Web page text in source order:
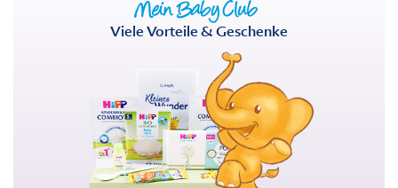
Viele Vorteile & Geschenke